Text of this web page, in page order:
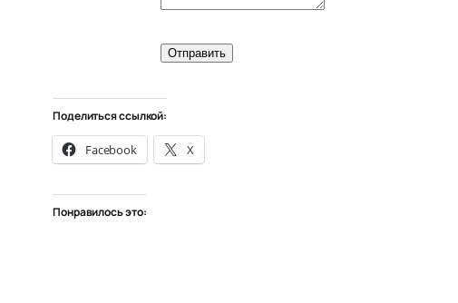
Отправить
Поделиться ссылкой:
Facebook X
Понравилось это: